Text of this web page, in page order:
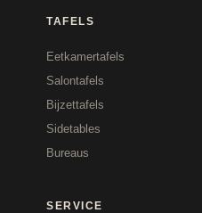
TAFELS
Eetkamertafels
Salontafels
Bijzettafels
Sidetables
Bureaus
SERVICE